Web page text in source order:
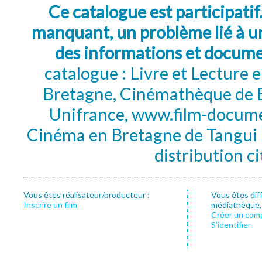
Ce catalogue est
manquant, un problème lié à
des informations et
catalogue : Livre et Lecture
Bretagne, Cinémathèque de
Unifrance, www.film-
Cinéma en Bretagne de
distribution
Vous êtes réalisateur/producteur :
Inscrire un film
Vous êtes
Créer un
S’identifier